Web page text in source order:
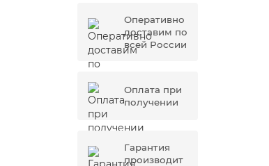
Оперативно
доставим по
всей России
Оплата при
получении
Гарантия
производит